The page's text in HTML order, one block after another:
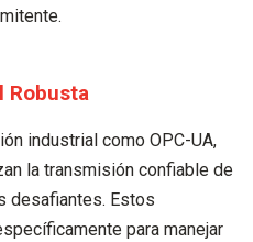
Robusta
industrial como OPC-UA,
la transmisión confiable de
desafiantes. Estos
para manejar